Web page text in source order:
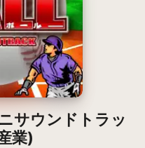
サウンドトラッ
業)